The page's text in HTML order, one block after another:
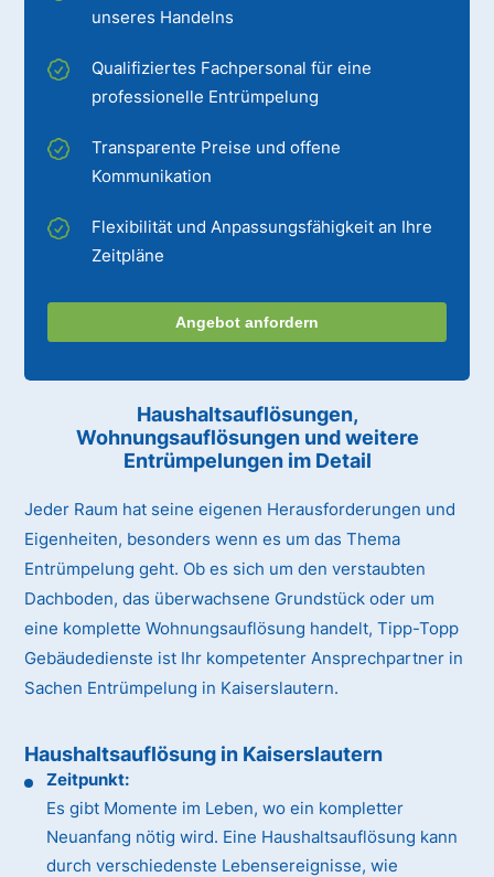
unseres Handelns
Qualifiziertes Fachpersonal für eine
professionelle Entrümpelung
Transparente Preise und offene
Kommunikation
Flexibilität und Anpassungsfähigkeit an Ihre
Zeitpläne
Angebot anfordern
Haushaltsauflösungen,
Wohnungsauflösungen und weitere
Entrümpelungen im Detail
Jeder Raum hat seine eigenen Herausforderungen und
Eigenheiten, besonders wenn es um das Thema
Entrümpelung geht. Ob es sich um den verstaubten
Dachboden, das überwachsene Grundstück oder um
eine komplette Wohnungsauflösung handelt, Tipp-Topp
Gebäudedienste ist Ihr kompetenter Ansprechpartner in
Sachen Entrümpelung in Kaiserslautern.
Haushaltsauflösung in Kaiserslautern
Zeitpunkt:
Es gibt Momente im Leben, wo ein kompletter
Neuanfang nötig wird. Eine Haushaltsauflösung kann
durch verschiedenste Lebensereignisse, wie